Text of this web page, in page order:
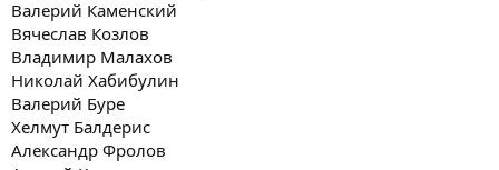
Валерий Каменский
Вячеслав Козлов
Владимир Малахов
Николай Хабибулин
Валерий Буре
Хелмут Балдерис
Александр Фролов